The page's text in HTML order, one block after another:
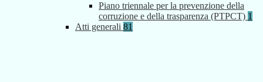
Piano triennale per la prevenzione della
corruzione e della trasparenza (PTPCT) 1
Atti generali 81